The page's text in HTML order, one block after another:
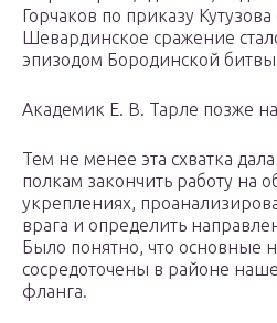
Горчаков по приказу Кутузова
Шевардинское сражение
эпизодом Бородинской битвы
Академик Е. В. Тарле позже
Тем не менее эта схватка
полкам закончить работу на
укреплениях,
врага и определить
Было понятно, что основные
сосредоточены в районе
фланга.